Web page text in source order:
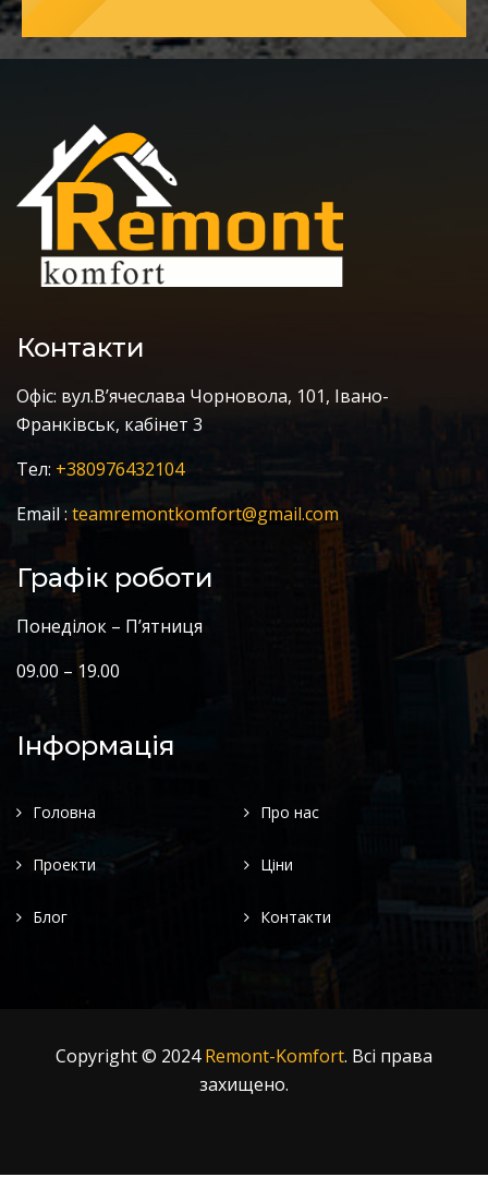
Контакти
Офіс: вул.В’ячеслава Чорновола, 101, Івано-
Франківськ, кабінет 3
Тел: +380976432104
Email : teamremontkomfort@gmail.com
Графік роботи
Понеділок – П’ятниця
09.00 – 19.00
Інформація
Головна Про нас
Проекти Ціни
Блог Контакти
Copyright © 2024Remont-Komfort. Всі права
захищено.